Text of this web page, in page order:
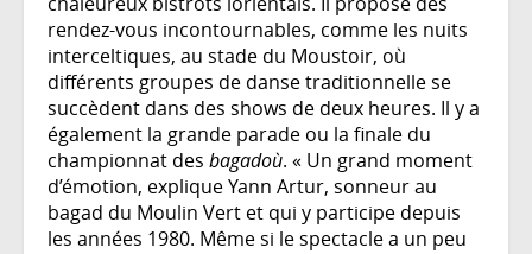
rendez-vous incontournables, comme les nuits
interceltiques, au stade du Moustoir, où
différents groupes de danse traditionnelle se
succèdent dans des shows de deux heures. Il y a
également la grande parade ou la finale du
championnat des bagadoù. « Un grand moment
d’émotion, explique Yann Artur, sonneur au
bagad du Moulin Vert et qui y participe depuis
les années 1980. Même si le spectacle a un peu